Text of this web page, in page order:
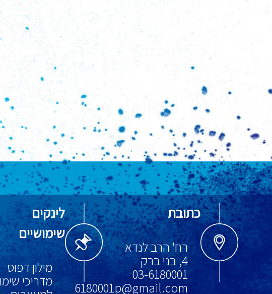
כתובת
רח' הרב לנדא
4, בני ברק
03-6180001
6180001p@gmail.com
לינקים
שימושיים
מילון דפוס
מדריכי